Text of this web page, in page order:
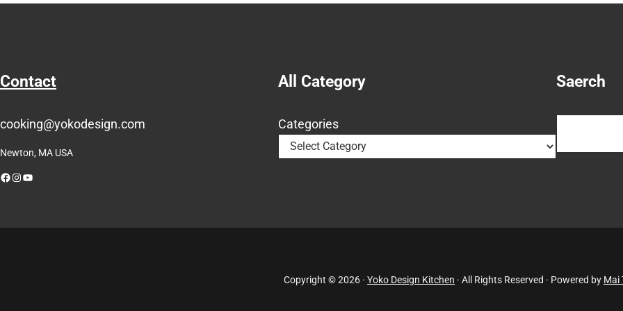
Contact
cooking@yokodesign.com
Newton, MA USA
Facebook
Instagram
YouTube
All Category
Categories
Saerch
Copyright © 2026 · Yoko Design Kitchen · All Rights Reserved · Powered by Mai